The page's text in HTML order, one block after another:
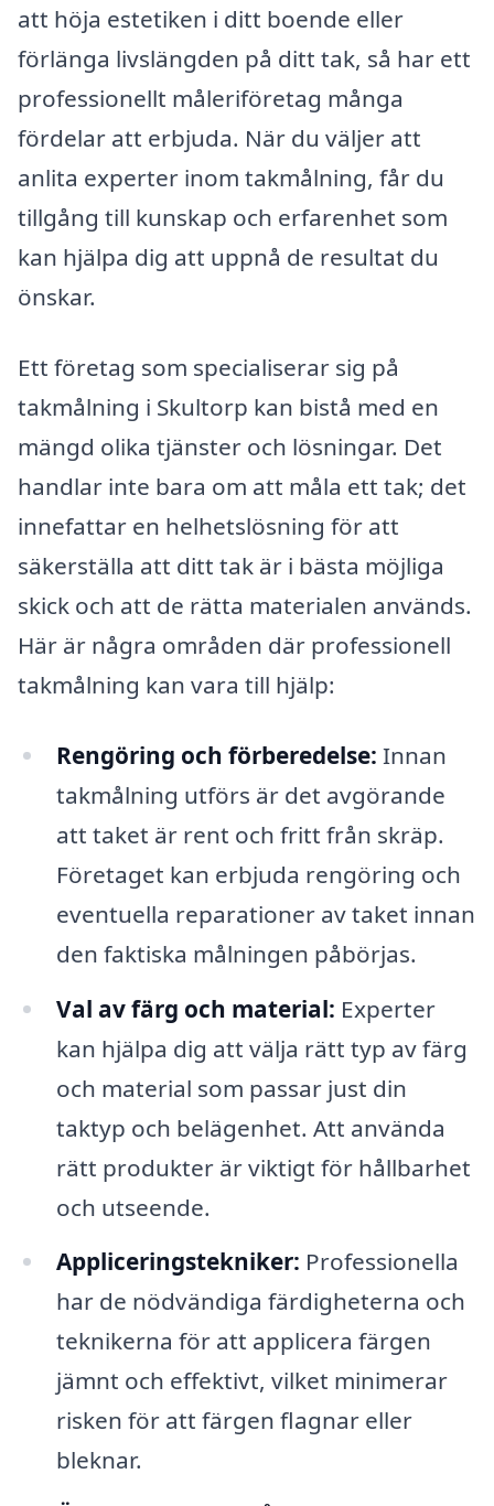
att höja estetiken i ditt boende eller
förlänga livslängden på ditt tak, så har ett
professionellt måleriföretag många
fördelar att erbjuda. När du väljer att
anlita experter inom takmålning, får du
tillgång till kunskap och erfarenhet som
kan hjälpa dig att uppnå de resultat du
önskar.
Ett företag som specialiserar sig på
takmålning i Skultorp kan bistå med en
mängd olika tjänster och lösningar. Det
handlar inte bara om att måla ett tak; det
innefattar en helhetslösning för att
säkerställa att ditt tak är i bästa möjliga
skick och att de rätta materialen används.
Här är några områden där professionell
takmålning kan vara till hjälp:
Rengöring och förberedelse: Innan
takmålning utförs är det avgörande
att taket är rent och fritt från skräp.
Företaget kan erbjuda rengöring och
eventuella reparationer av taket innan
den faktiska målningen påbörjas.
Val av färg och material: Experter
kan hjälpa dig att välja rätt typ av färg
och material som passar just din
taktyp och belägenhet. Att använda
rätt produkter är viktigt för hållbarhet
och utseende.
Appliceringstekniker: Professionella
har de nödvändiga färdigheterna och
teknikerna för att applicera färgen
jämnt och effektivt, vilket minimerar
risken för att färgen flagnar eller
bleknar.